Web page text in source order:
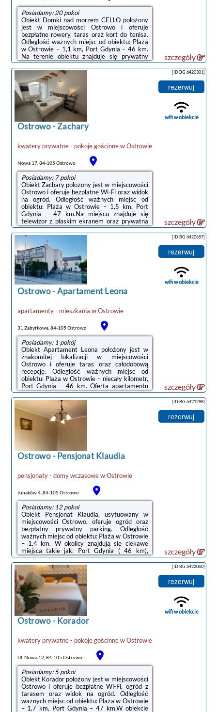
Posiadamy: 20 pokoi
Obiekt Domki nad morzem CELLO położony
jest w miejscowości Ostrowo i oferuje
bezpłatne rowery, taras oraz kort do tenisa.
Odległość ważnych miejsc od obiektu: Plaża
w Ostrowie – 1,1 km, Port Gdynia – 46 km.
Na terenie obiektu znajduje się prywatny
parking.W niektórych opcjach
zakwaterowania zapewniono także kuchnię z
lodówką, piekarnikiem i płytą
kuchenną.Obiekt dysponuje sprzętem do
grillowania.Okolica jest popularna wśród
miłośników trekkingu, wędkarstwa i jazdy na
rowerze. Goście mogą odprężyć się w
ogrodzie lub we wspólnym salonie.Odległość
ważnych miejsc ...
szczegóły
Ostrowo-Zachary
kwatery prywatne - pokoje gościnnewOstrowie
Nowa 17, 84-105 Ostrowo
Posiadamy: 7 pokoi
Obiekt Zachary położony jest w miejscowości
Ostrowo i oferuje bezpłatne Wi-Fi oraz widok
na ogród. Odległość ważnych miejsc od
obiektu: Plaża w Ostrowie – 1,5 km, Port
Gdynia – 47 km.Na miejscu znajduje się
telewizor z płaskim ekranem oraz prywatna
łazienka z prysznicem. Kuchnię wyposażono
w lodówkę, mikrofalówkę oraz płytę
kuchenną.W obiekcie znajduje się sprzęt do
grillowania, a okolica jest popularna wśród
miłośników trekkingu.Odległość ważnych
miejsc od obiektu: Dworzec kolejowy – 49
km. Lotnisko Lotnisko Gdańsk-Rębiechowo
znajduje się 66 km od obiektu.Doba ...
[ID BG.6420301]
rezerwuj
wifi w obiekcie
szczegóły
Ostrowo-Apartament Leona
apartamenty - mieszkania wOstrowie
31 Zabytkowa, 84-105 Ostrowo
Posiadamy: 1 pokój
Obiekt Apartament Leona położony jest w
znakomitej lokalizacji w miejscowości
Ostrowo i oferuje taras oraz całodobową
recepcję. Odległość ważnych miejsc od
obiektu: Plaża w Ostrowie – niecały kilometr,
Port Gdynia – 46 km. Oferta apartamentu
obejmuje ogród, sprzęt do grillowania,
bezpłatne Wi-Fi oraz bezpłatny prywatny
parking.W apartamencie zapewniono kilka
sypialni (4), kuchnię z lodówką oraz
mikrofalówką, a także kilka łazienek (2) z
prysznicem i bezpłatnym zestawem
ręczniki i pościel.Obiekt Apartament Leona
oferuje plac zabaw.Odległość ...
[ID BG.6420657]
rezerwuj
wifi w obiekcie
szczegóły
Ostrowo- Pensjonat Klaudia
pensjonaty - domy wczasowewOstrowie
Junaków 4, 84-105 Ostrowo
Posiadamy: 12 pokoi
Obiekt Pensjonat Klaudia, usytuowany w
miejscowości Ostrowo, oferuje ogród oraz
bezpłatny prywatny parking. Odległość
ważnych miejsc od obiektu: Plaża w Ostrowie
– 1,4 km. W okolicy znajdują się ciekawe
miejsca takie jak: Port Gdynia ( 46 km),
Stocznia Gdynia ( 50 km), Dworzec kolejowy (
50 km). Odległość ważnych miejsc od
pensjonatu B&B: Dworzec PKP Gdynia
Główna – 50 km.W każdej opcji
zakwaterowania w obiekcie zapewniono
szafę, telewizor z płaskim ekranem i
prywatną łazienkę. W każdym pokoju
znajduje się prywatna łazienka z prysznicem.
Wybrane pokoje mają również ...
[ID BG.6421298]
rezerwuj
szczegóły
Ostrowo- Korador
kwatery prywatne - pokoje gościnnewOstrowie
Ul. Nowa 12, 84-105 Ostrowo
Posiadamy: 5 pokoi
Obiekt Korador położony jest w miejscowości
Ostrowo i oferuje bezpłatne Wi-Fi, ogród z
tarasem oraz widok na ogród. Odległość
ważnych miejsc od obiektu: Plaża w Ostrowie
– 1,7 km, Port Gdynia – 47 km.W obiekcie
[ID BG.6422060]
rezerwuj
wifi w obiekcie